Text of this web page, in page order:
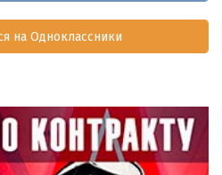
на Одноклассники